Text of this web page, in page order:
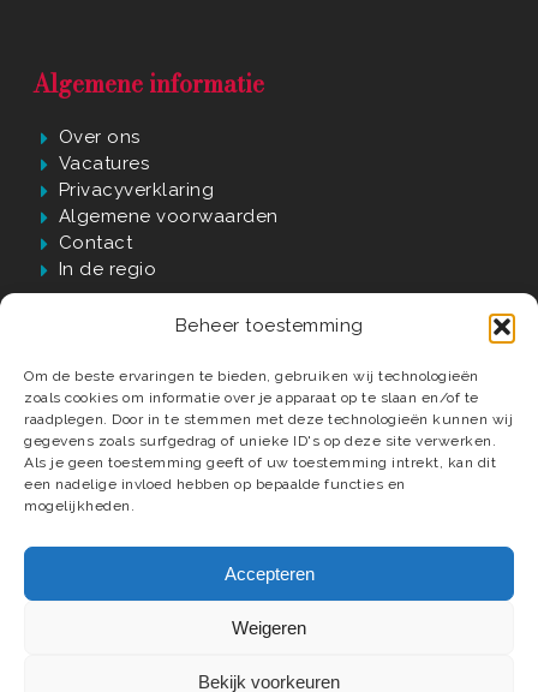
Beheer toestemming
Om de beste ervaringen te bieden, gebruiken wij technologieën
zoals cookies om informatie over je apparaat op te slaan en/of te
raadplegen. Door in te stemmen met deze technologieën kunnen wij
gegevens zoals surfgedrag of unieke ID's op deze site verwerken.
Als je geen toestemming geeft of uw toestemming intrekt, kan dit
een nadelige invloed hebben op bepaalde functies en
mogelijkheden.
Accepteren
Weigeren
Bekijk voorkeuren
Algemene informatie
Over ons
Vacatures
Privacyverklaring
Algemene voorwaarden
Contact
In de regio
Waarom Verwijst?
60 jaar passie, kwaliteit én vakmanschap
Luxe badkamer materialen en elementen
Compleet ontzorgd tot in detail
Deskundige installateurs
Mediaversa.